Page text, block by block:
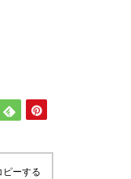
ピーする